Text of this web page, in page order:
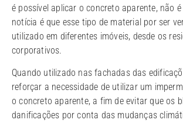
é possível aplicar o concreto aparente, não é
notícia é que esse tipo de material por ser
utilizado em diferentes imóveis, desde os
corporativos.
Quando utilizado nas fachadas das
reforçar a necessidade de utilizar um
o concreto aparente, a fim de evitar que os
danificações por conta das mudanças